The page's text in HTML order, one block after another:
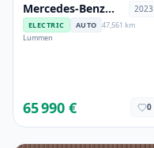
Mercedes-Benz
EQS 2023
2023
ELECTRIC AUTO 47,561 km
Lummen
65 990 € 0